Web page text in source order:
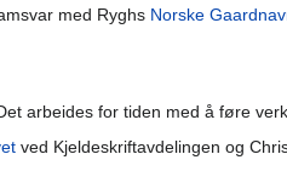
med Ryghs Norske
arbeides for tiden med å føre
ved Kjeldeskriftavdelingen og